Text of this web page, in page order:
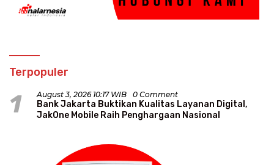
Terpopuler
1 August 3, 2026 10:17 WIB 0 Comment
Bank Jakarta Buktikan Kualitas Layanan Digital,
JakOne Mobile Raih Penghargaan Nasional